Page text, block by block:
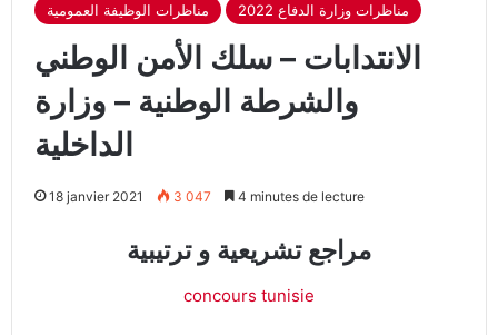
مناظرات الوظيفة العمومية
مناظرات وزارة الدفاع 2022
الانتدابات – سلك الأمن الوطني
والشرطة الوطنية – وزارة
الداخلية
18 janvier 2021 3 047 4 minutes de lecture
مراجع تشريعية و ترتيبية
concours tunisie